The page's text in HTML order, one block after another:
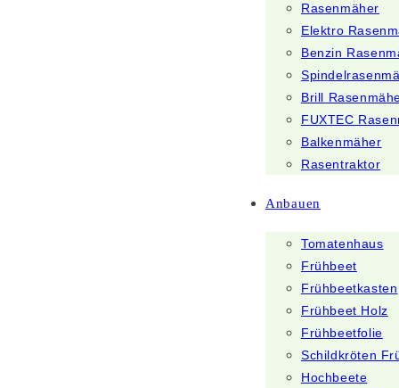
Rasenmäher
Elektro
Benzin
Brill
FUXTEC
Balkenmäher
Rasentraktor
Anbauen
Tomatenhaus
Frühbeet
Frühbeetkasten
Frühbeet Holz
Frühbeetfolie
Schildkröten
Hochbeete